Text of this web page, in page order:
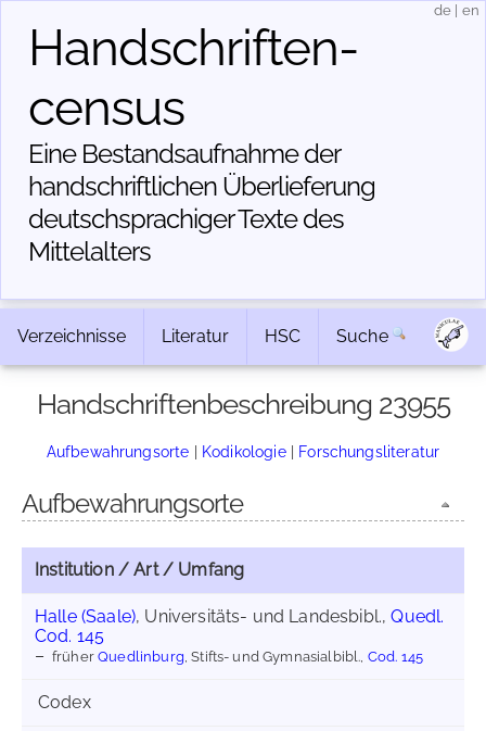
Handschriften­
census
Eine Bestandsaufnahme der
handschriftlichen Über­lieferung
deutschsprachiger Texte des
Mittelalters
de en
Verzeichnisse Literatur HSC Suche
Handschriftenbeschreibung 23955
Aufbewahrungsorte | Kodikologie| Forschungsliteratur
Aufbewahrungsorte
Institution / Art / Umfang
Halle (Saale), Universitäts- und Landesbibl.,Quedl.
Cod. 145
früherQuedlinburg , Stifts- und Gymnasialbibl., Cod. 145
Codex